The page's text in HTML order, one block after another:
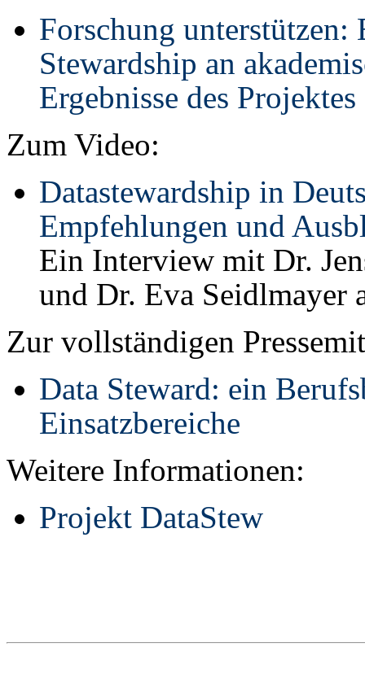
Forschung
Stewardship an
Ergebnisse des
Zum Video:
Datastewardship in
Empfehlungen und
Ein Interview mit Dr.
und Dr. Eva Seidlmayer
Zur vollständigen
Data Steward: ein
Einsatzbereiche
Weitere Informationen:
Projekt DataStew